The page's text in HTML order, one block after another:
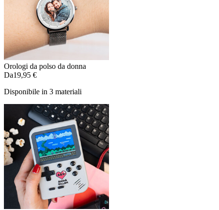
Orologi da polso da donna
Da19,95 €
Disponibile in 3 materiali